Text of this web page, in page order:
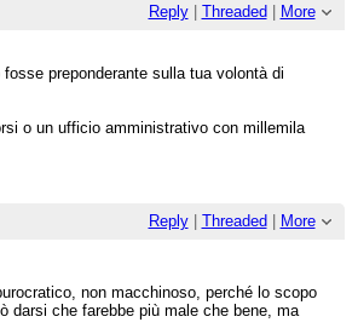
Reply| Threaded More
preponderante sulla tua volontà di
o un ufficio amministrativo con millemila
Reply| Threaded More
non macchinoso, perché lo scopo
darsi che farebbe più male che bene, ma